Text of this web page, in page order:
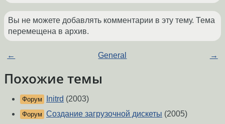
Вы не можете добавлять комментарии в эту тему. Тема
перемещена в архив.
← General →
Похожие темы
Форум Initrd (2003)
Форум Создание загрузочной дискеты (2005)